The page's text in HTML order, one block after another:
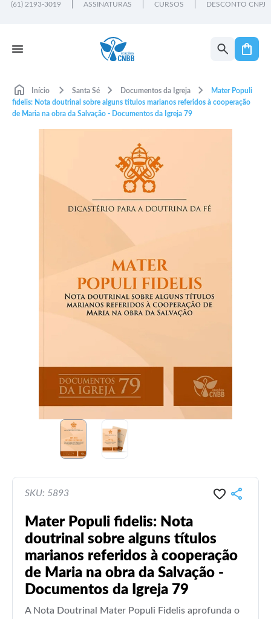
(61) 2193-3019 ASSINATURAS CURSOS DESCONTO CNPJ
Início Santa Sé Documentos da Igreja
Mater Populi
fidelis: Nota doutrinal sobre alguns títulos marianos referidos à cooperação
de Maria na obra da Salvação - Documentos da Igreja 79
SKU: 5893
Mater Populi fidelis: Nota
doutrinal sobre alguns títulos
marianos referidos à cooperação
de Maria na obra da Salvação -
Documentos da Igreja 79
A Nota Doutrinal Mater Populi Fidelis aprofunda o